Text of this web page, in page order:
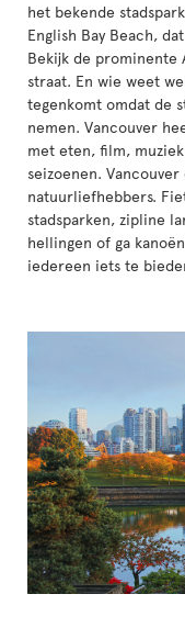
het bekende
English Bay Beach,
Bekijk de prominente
straat. En wie weet
tegenkomt omdat de
nemen. Vancouver
met eten, film,
seizoenen.
natuurliefhebbers.
stadsparken, zipline
hellingen of ga
iedereen iets te